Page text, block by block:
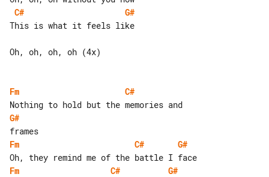
C#
G#
This is what it feels like
Oh, oh, oh, oh (4x)
Fm
C#
G#
Fm
C#
G#
Fm
C#
G#